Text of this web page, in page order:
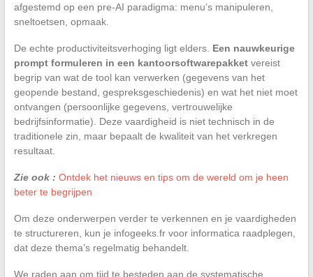
afgestemd op een pre-AI paradigma: menu’s manipuleren,
sneltoetsen, opmaak.
De echte productiviteitsverhoging ligt elders. Een nauwkeurige
prompt formuleren in een kantoorsoftwarepakketvereist
begrip van wat de tool kan verwerken (gegevens van het
geopende bestand, gespreksgeschiedenis) en wat het niet moet
ontvangen (persoonlijke gegevens, vertrouwelijke
bedrijfsinformatie). Deze vaardigheid is niet technisch in de
traditionele zin, maar bepaalt de kwaliteit van het verkregen
resultaat.
Zie ook : Ontdek het nieuws en tips om de wereld om je heen
beter te begrijpen
Om deze onderwerpen verder te verkennen en je vaardigheden
te structureren, kun je infogeeks.fr voor informatica raadplegen,
dat deze thema’s regelmatig behandelt.
We raden aan om tijd te besteden aan de systematische